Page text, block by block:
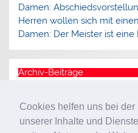
Cookies helfen uns bei der
unserer Inhalte und
Damen:
Herren wollen sich mit
Damen: Der Meister ist
Archiv-Beiträge